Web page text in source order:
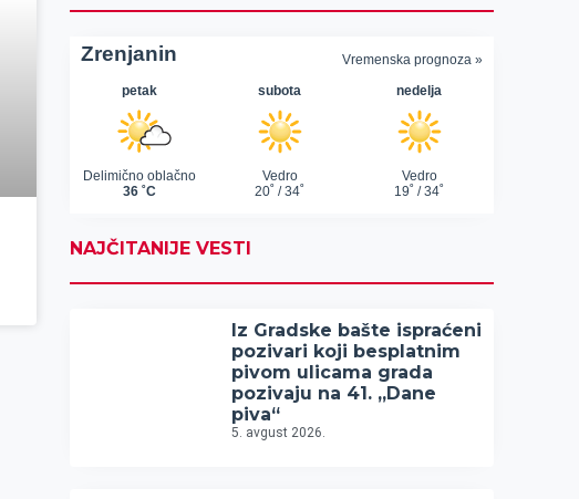
NAJČITANIJE VESTI
Iz Gradske bašte ispraćeni
pozivari koji besplatnim
pivom ulicama grada
pozivaju na 41. „Dane
piva“
5. avgust 2026.